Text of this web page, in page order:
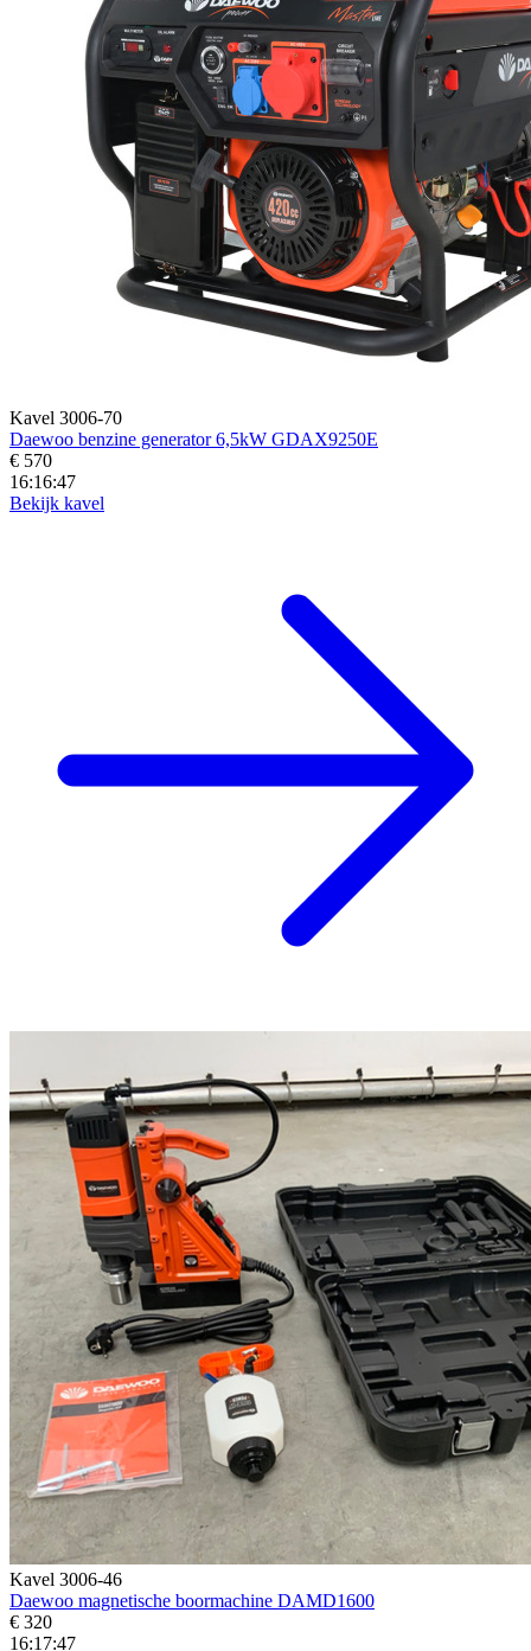
Kavel 3006-70
Daewoo benzine generator 6,5kW GDAX9250E
€ 570
16:16:45
Bekijk kavel
Kavel 3006-46
Daewoo magnetische boormachine DAMD1600
€ 320
16:17:45